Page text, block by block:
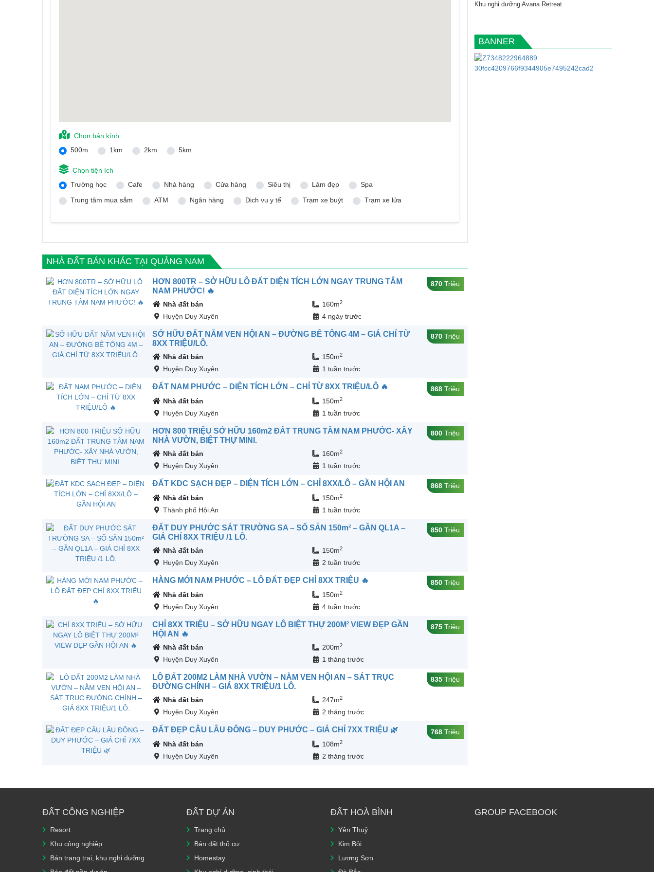
Chọn bán kính
500m
1km 2km 5km
Chọn tiện ích
Trường học
Cafe Nhà hàng Cửa hàng Siêu thị Làm đẹp
Spa
Trung tâm mua sắm
ATM Ngân hàng Dịch vụ y tế Trạm xe buýt Trạm xe lửa
NHÀ ĐẤT BÁN KHÁC TẠI QUẢNG NAM
HƠN 800TR – SỞ HỮU LÔ ĐẤT DIỆN TÍCH LỚN NGAY TRUNG TÂM
NAM PHƯỚC! 🔥
870 Triệu
Nhà đất bán 160m2
Huyện Duy Xuyên 4 ngày trước
SỞ HỮU ĐẤT NẰM VEN HỘI AN – ĐƯỜNG BÊ TÔNG 4M – GIÁ CHỈ TỪ
8XX TRIỆU/LÔ.
870 Triệu
Nhà đất bán 150m2
Huyện Duy Xuyên 1 tuần trước
ĐẤT NAM PHƯỚC – DIỆN TÍCH LỚN – CHỈ TỪ 8XX TRIỆU/LÔ 🔥 868 Triệu
Nhà đất bán
150m2
Huyện Duy Xuyên 1 tuần trước
HƠN 800 TRIỆU SỞ HỮU 160m2 ĐẤT TRUNG TÂM NAM PHƯỚC- XÂY
NHÀ VƯỜN, BIỆT THỰ MINI.
800 Triệu
Nhà đất bán 160m2
Huyện Duy Xuyên 1 tuần trước
ĐẤT KDC SẠCH ĐẸP – DIỆN TÍCH LỚN – CHỈ 8XX/LÔ – GẦN HỘI AN 868 Triệu
Nhà đất bán
150m2
Thành phố Hội An 1 tuần trước
ĐẤT DUY PHƯỚC SÁT TRƯỜNG SA – SỔ SẴN 150m² – GẦN QL1A –
GIÁ CHỈ 8XX TRIỆU /1 LÔ.
850 Triệu
Nhà đất bán 150m2
Huyện Duy Xuyên 2 tuần trước
HÀNG MỚI NAM PHƯỚC – LÔ ĐẤT ĐẸP CHỈ 8XX TRIỆU 🔥 850 Triệu
Nhà đất bán
150m2
Huyện Duy Xuyên 4 tuần trước
CHỈ 8XX TRIỆU – SỞ HỮU NGAY LÔ BIỆT THỰ 200M² VIEW ĐẸP GẦN
HỘI AN 🔥
875 Triệu
Nhà đất bán 200m2
Huyện Duy Xuyên 1 tháng trước
LÔ ĐẤT 200M2 LÀM NHÀ VƯỜN – NẰM VEN HỘI AN – SÁT TRỤC
ĐƯỜNG CHÍNH – GIÁ 8XX TRIỆU/1 LÔ.
835 Triệu
Nhà đất bán 247m2
Huyện Duy Xuyên 2 tháng trước
ĐẤT ĐẸP CÂU LÂU ĐÔNG – DUY PHƯỚC – GIÁ CHỈ 7XX TRIỆU 🌿 768 Triệu
Nhà đất bán
108m2
Huyện Duy Xuyên 2 tháng trước
Khu nghỉ dưỡng Avana Retreat
BANNER
ĐẤT CÔNG NGHIỆP
Resort
Khu công nghiệp
Bán trang trại, khu nghỉ dưỡng
ĐẤT DỰ ÁN
Trang chủ
Bán đất thổ cư
Homestay
ĐẤT HOÀ BÌNH
Yên Thuỷ
Kim Bôi
Lương Sơn
GROUP FACEBOOK